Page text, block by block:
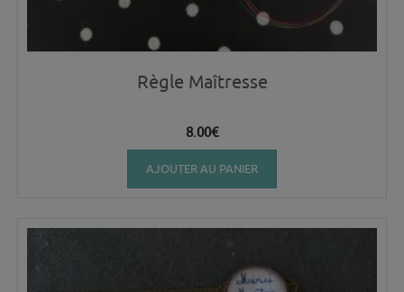
Règle Maîtresse
8.00€
AJOUTER AU PANIER